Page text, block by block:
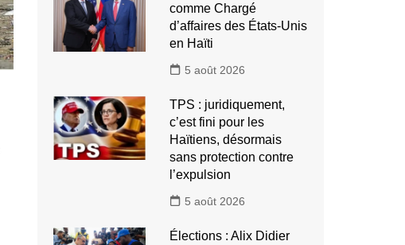
comme Chargé
d’affaires des États-Unis
en Haïti
5 août 2026
TPS : juridiquement,
c’est fini pour les
Haïtiens, désormais
sans protection contre
l’expulsion
5 août 2026
Élections : Alix Didier